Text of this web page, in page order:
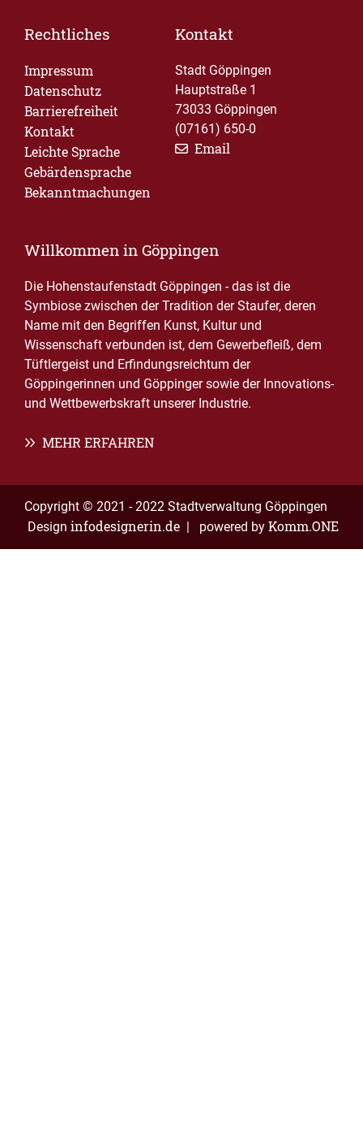
Rechtliches
Impressum
Datenschutz
Barrierefreiheit
Kontakt
Leichte Sprache
Gebärdensprache
Bekanntmachungen
Kontakt
Stadt Göppingen
Hauptstraße 1
73033 Göppingen
(07161) 650-0
Email
Willkommen in Göppingen
Die Hohenstaufenstadt Göppingen - das ist die
Symbiose zwischen der Tradition der Staufer, deren
Name mit den Begriffen Kunst, Kultur und
Wissenschaft verbunden ist, dem Gewerbefleiß, dem
Tüftlergeist und Erfindungsreichtum der
Göppingerinnen und Göppinger sowie der Innovations-
und Wettbewerbskraft unserer Industrie.
MEHR ERFAHREN
Copyright © 2021 - 2022 Stadtverwaltung Göppingen
Design infodesignerin.de | powered by Komm.ONE